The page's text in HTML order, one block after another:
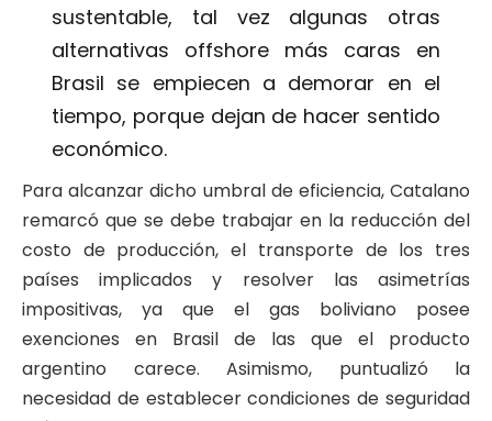
sustentable, tal vez algunas otras
alternativas offshore más caras en
Brasil se empiecen a demorar en el
tiempo, porque dejan de hacer sentido
económico.
Para alcanzar dicho umbral de eficiencia, Catalano
remarcó que se debe trabajar en la reducción del
costo de producción, el transporte de los tres
países implicados y resolver las asimetrías
impositivas, ya que el gas boliviano posee
exenciones en Brasil de las que el producto
argentino carece. Asimismo, puntualizó la
necesidad de establecer condiciones de seguridad